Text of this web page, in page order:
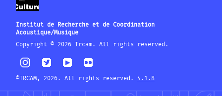
Institut de Recherche et de Coordination
Acoustique/Musique
Copyright © 2026 Ircam. All rights reserved.
©IRCAM, 2026. All rights reserved. 4.1.8